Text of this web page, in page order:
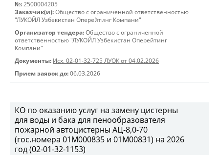
№: 2500004205
Заказчик(и): Общество с ограниченной ответственностью
"ЛУКОЙЛ Узбекистан Оперейтинг Компани"
Организатор тендера: Общество с ограниченной
ответственностью "ЛУКОЙЛ Узбекистан Оперейтинг
Компани"
Документы: Исх. 02-01-32-725 ЛУОК от 04.02.2026
Прием заявок до: 06.03.2026
КО по оказанию услуг на замену цистерны
для воды и бака для пенообразователя
пожарной автоцистерны АЦ-8,0-70
(гос.номера 01М000835 и 01М00831) на 2026
год (02-01-32-1153)